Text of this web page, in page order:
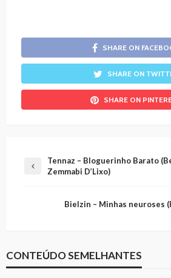
SHARE ON
SHARE ON
SHARE ON
Tennaz – Bloguerinho Barato
Zemmabi D’Lixo)
Bielzin – Minhas neuroses
CONTEÚDO SEMELHANTES